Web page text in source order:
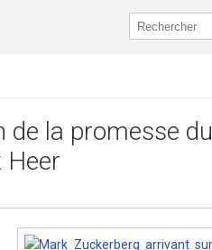
de la promesse du
Heer